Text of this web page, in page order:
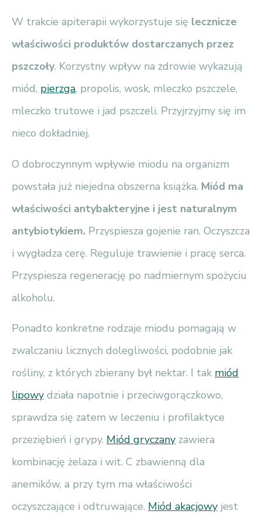
W trakcie apiterapii wykorzystuje się lecznicze
właściwości produktów dostarczanych przez
pszczoły. Korzystny wpływ na zdrowie wykazują
miód, pierzga, propolis, wosk, mleczko pszczele,
mleczko trutowe i jad pszczeli. Przyjrzyjmy się im
nieco dokładniej.
O dobroczynnym wpływie miodu na organizm
powstała już niejedna obszerna książka. Miód ma
właściwości antybakteryjne i jest naturalnym
antybiotykiem. Przyspiesza gojenie ran. Oczyszcza
i wygładza cerę. Reguluje trawienie i pracę serca.
Przyspiesza regenerację po nadmiernym spożyciu
alkoholu.
Ponadto konkretne rodzaje miodu pomagają w
zwalczaniu licznych dolegliwości, podobnie jak
rośliny, z których zbierany był nektar. I tak miód
lipowy działa napotnie i przeciwgorączkowo,
sprawdza się zatem w leczeniu i profilaktyce
przeziębień i grypy. Miód gryczany zawiera
kombinację żelaza i wit. C zbawienną dla
anemików, a przy tym ma właściwości
oczyszczające i odtruwające. Miód akacjowy jest